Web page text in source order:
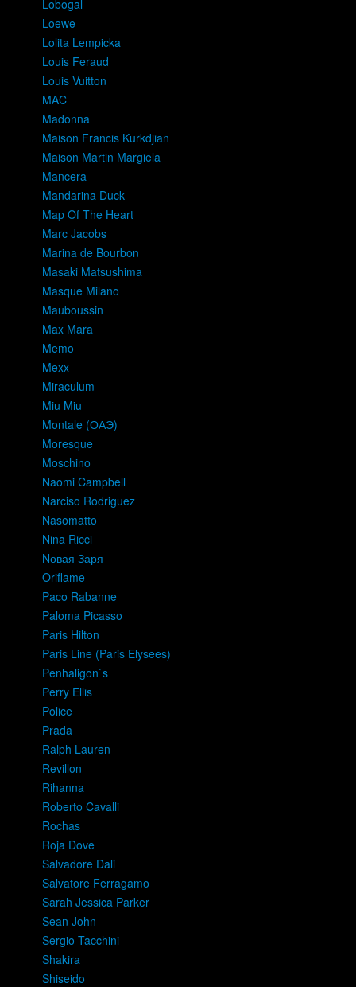
Lobogal
Loewe
Lolita Lempicka
Louis Feraud
Louis Vuitton
MAC
Madonna
Maison Francis Kurkdjian
Maison Martin Margiela
Mancera
Mandarina Duck
Map Of The Heart
Marc Jacobs
Marina de Bourbon
Masaki Matsushima
Masque Milano
Mauboussin
Max Mara
Memo
Mexx
Miraculum
Miu Miu
Montale (ОАЭ)
Moresque
Moschino
Naomi Campbell
Narciso Rodriguez
Nasomatto
Nina Ricci
Nовая Заря
Oriflame
Paco Rabanne
Paloma Picasso
Paris Hilton
Paris Line (Paris Elysees)
Penhaligon`s
Perry Ellis
Police
Prada
Ralph Lauren
Revillon
Rihanna
Roberto Cavalli
Rochas
Roja Dove
Salvadore Dali
Salvatore Ferragamo
Sarah Jessica Parker
Sean John
Sergio Tacchini
Shakira
Shiseido